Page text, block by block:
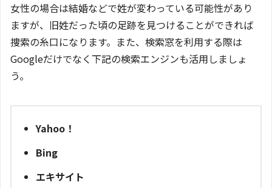
女性の場合は結婚などで姓が変わっている可能性があり
ますが、旧姓だった頃の足跡を見つけることができれば
捜索の糸口になります。また、検索窓を利用する際は
Googleだけでなく下記の検索エンジンも活用しましょ
う。
Yahoo！
Bing
エキサイト